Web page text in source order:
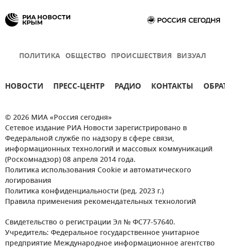
ПОЛИТИКА ОБЩЕСТВО ПРОИСШЕСТВИЯ ВИЗУАЛ
НОВОСТИ ПРЕСС-ЦЕНТР РАДИО КОНТАКТЫ
© 2026 МИА «Россия сегодня»
Сетевое издание РИА Новости зарегистрировано в
Федеральной службе по надзору в сфере связи,
информационных технологий и массовых коммуникаций
(Роскомнадзор) 08 апреля 2014 года.
Политика использования Cookie и автоматического
логирования
Политика конфиденциальности (ред. 2023 г.)
Правила применения рекомендательных технологий
Свидетельство о регистрации Эл № ФС77-57640.
Учредитель: Федеральное государственное унитарное
предприятие Международное информационное агентство